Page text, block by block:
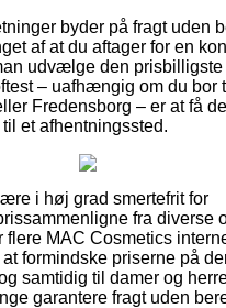
byder på fragt uden
af at du aftager for en
udvælge den prisbilligste
– uafhængig om du bor
Fredensborg – er at få
et afhentningssted.
i høj grad smertefrit for
fra diverse
flere MAC Cosmetics
formindske priserne på
samtidig til damer og
garantere fragt uden